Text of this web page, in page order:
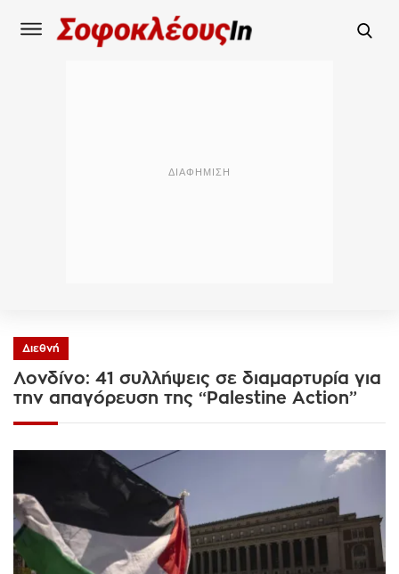
Διεθνή
Λονδίνο: 41 συλλήψεις σε διαμαρτυρία για
την απαγόρευση της “Palestine Action”